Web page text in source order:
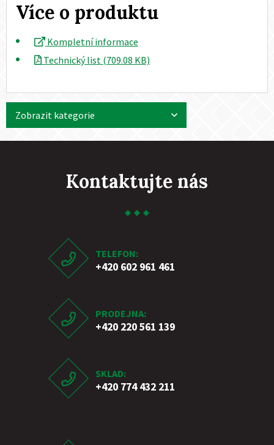
Více o produktu
Kompletní informace
Technický list (709.08 KB)
Zobrazit kategorie
Kontaktujte nás
TELEFON:
+420 602 961 461
PRODEJNA:
+420 220 561 139
SKLAD:
+420 774 432 211